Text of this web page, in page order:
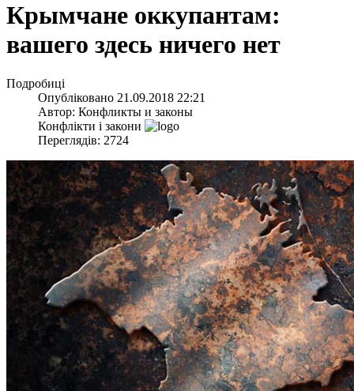
​Крымчане оккупантам:
вашего здесь ничего нет
Подробиці
Опубліковано 21.09.2018 22:21
Автор: Конфликты и законы
Конфлікти і закони
Переглядів: 2724